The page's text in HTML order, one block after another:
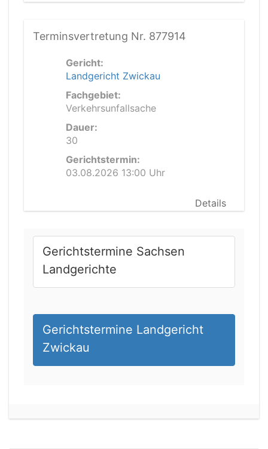
Terminsvertretung Nr. 877914
Gericht:
Landgericht Zwickau
Fachgebiet:
Verkehrsunfallsache
Dauer:
30
Gerichtstermin:
03.08.2026 13:00 Uhr
Details
Gerichtstermine Sachsen
Landgerichte
Gerichtstermine Landgericht
Zwickau
Amtsgericht Unna